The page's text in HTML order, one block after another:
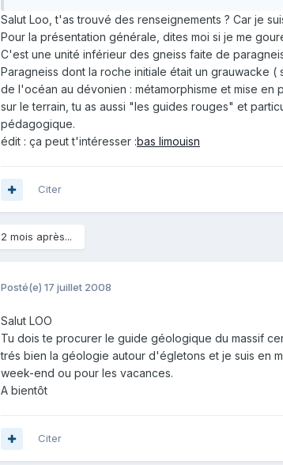
Salut Loo, t'as trouvé des renseignements ? Car je
Pour la présentation générale, dites moi si je me
C'est une unité inférieur des gneiss faite de
Paragneiss dont la roche initiale était un grauwacke
de l'océan au dévonien : métamorphisme et mise
sur le terrain, tu as aussi "les guides rouges" et
pédagogique.
édit : ça peut t'intéresser :bas limouisn
Citer
2 mois après...
Posté(e) 17 juillet 2008
Salut LOO
Tu dois te procurer le guide géologique du massif
trés bien la géologie autour d'égletons et je suis en
week-end ou pour les vacances.
A bientôt
Citer